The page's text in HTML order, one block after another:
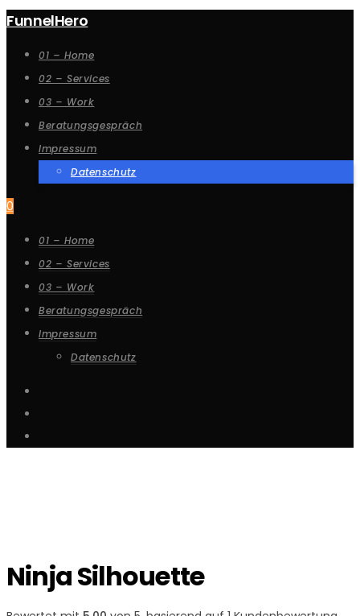
FunnelHero
01 – Home
02 – Services
03 – Work
Beratungsgespräch
Impressum
Datenschutz
0
01 – Home
02 – Services
03 – Work
Beratungsgespräch
Impressum
Datenschutz
Ninja Silhouette